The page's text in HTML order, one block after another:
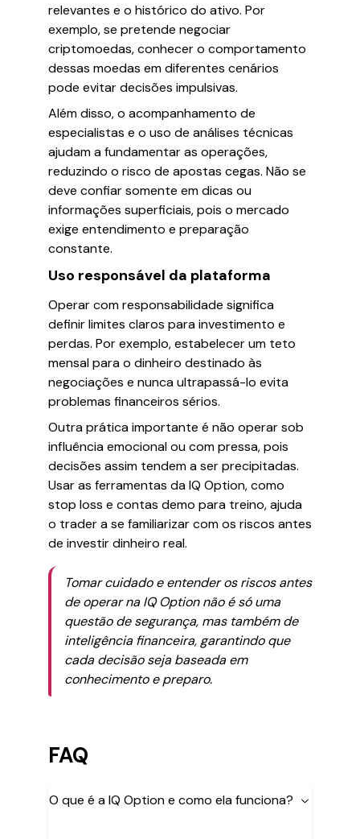
relevantes e o histórico do ativo. Por
exemplo, se pretende negociar
criptomoedas, conhecer o comportamento
dessas moedas em diferentes cenários
pode evitar decisões impulsivas.
Além disso, o acompanhamento de
especialistas e o uso de análises técnicas
ajudam a fundamentar as operações,
reduzindo o risco de apostas cegas. Não se
deve confiar somente em dicas ou
informações superficiais, pois o mercado
exige entendimento e preparação
constante.
Uso responsável da plataforma
Operar com responsabilidade significa
definir limites claros para investimento e
perdas. Por exemplo, estabelecer um teto
mensal para o dinheiro destinado às
negociações e nunca ultrapassá-lo evita
problemas financeiros sérios.
Outra prática importante é não operar sob
influência emocional ou com pressa, pois
decisões assim tendem a ser precipitadas.
Usar as ferramentas da IQ Option, como
stop loss e contas demo para treino, ajuda
o trader a se familiarizar com os riscos antes
de investir dinheiro real.
Tomar cuidado e entender os riscos antes
de operar na IQ Option não é só uma
questão de segurança, mas também de
inteligência financeira, garantindo que
cada decisão seja baseada em
conhecimento e preparo.
FAQ
O que é a IQ Option e como ela funciona?